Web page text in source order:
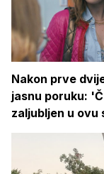
Nakon prve
jasnu poruku:
zaljubljen u ovu